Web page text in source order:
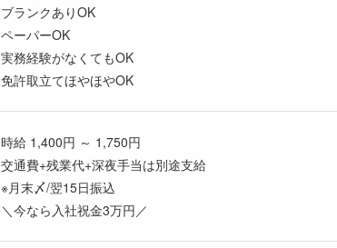
ブランクありOK
ペーパーOK
実務経験がなくてもOK
免許取立てほやほやOK
時給 1,400円 ～ 1,750円
交通費+残業代+深夜手当は別途支給
※月末〆/翌15日振込
＼今なら入社祝金3万円／